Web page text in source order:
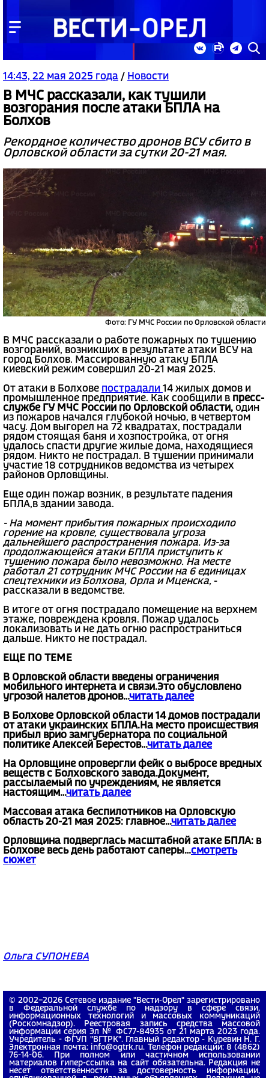
14:43, 22 мая 2025 года / Новости
В МЧС рассказали, как тушили
возгорания после атаки БПЛА на
Болхов
Рекордное количество дронов ВСУ сбито в
Орловской области за сутки 20-21 мая.
Фото: ГУ МЧС России по Орловской области
В МЧС рассказали о работе пожарных по тушению
возгораний, возникших в результате атаки ВСУ на
город Болхов. Массированную атаку БПЛА
киевский режим совершил 20-21 мая 2025.
От атаки в Болхове пострадали 14 жилых домов и
промышленное предприятие. Как сообщили в пресс-
службе ГУ МЧС России по Орловской области, один
из пожаров начался глубокой ночью, в четвертом
часу. Дом выгорел на 72 квадратах, пострадали
рядом стоящая баня и хозпостройка, от огня
удалось спасти другие жилые дома, находящиеся
рядом. Никто не пострадал. В тушении принимали
участие 18 сотрудников ведомства из четырех
районов Орловщины.
Еще один пожар возник, в результате падения
БПЛА,в здании завода.
- На момент прибытия пожарных происходило
горение на кровле, существовала угроза
дальнейшего распространения пожара. Из-за
продолжающейся атаки БПЛА приступить к
тушению пожара было невозможно. На месте
работал 21 сотрудник МЧС России на 6 единицах
спецтехники из Болхова, Орла и Мценска, -
рассказали в ведомстве.
В итоге от огня пострадало помещение на верхнем
этаже, повреждена кровля. Пожар удалось
локализовать и не дать огню распространиться
дальше. Никто не пострадал.
ЕЩЕ ПО ТЕМЕ
В Орловской области введены ограничения
мобильного интернета и связи.Это обусловлено
угрозой налетов дронов...читать далее
В Болхове Орловской области 14 домов пострадали
от атаки украинских БПЛА.На место происшествия
прибыл врио замгубернатора по социальной
политике Алексей Берестов...читать далее
На Орловщине опровергли фейк о выбросе вредных
веществ с Болховского завода.Документ,
рассылаемый по учреждениям, не является
настоящим...читать далее
Массовая атака беспилотников на Орловскую
область 20-21 мая 2025: главное...читать далее
Орловщина подверглась масштабной атаке БПЛА: в
Болхове весь день работают саперы...смотреть
сюжет
Ольга СУПОНЕВА
© 2002−2026 Сетевое издание "Вести-Орел" зарегистрировано
в Федеральной службе по надзору в сфере связи,
информационных технологий и массовых коммуникаций
(Роскомнадзор). Реестровая запись средства массовой
информации серия Эл № ФС77-84935 от 21 марта 2023 года.
Учредитель - ФГУП "ВГТРК". Главный редактор - Куревин Н. Г.
Электронная почта: info@ogtrk.ru. Телефон редакции: 8 (4862)
76-14-06. При полном или частичном использовании
материалов гипер-ссылка на сайт обязательна. Редакция не
несет ответственности за достоверность информации,